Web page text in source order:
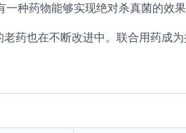
一种药物能够实现绝对杀真菌的效
药也在不断改进中。联合用药成为